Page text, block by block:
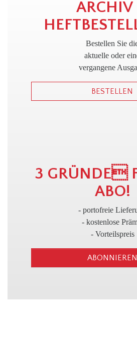
ARCHIV
Bestellen Sie
aktuelle oder
vergangene
BESTELLEN
3 GRÜNDE
ABO!
- portofreie
- kostenlose
- Vorteilspreis
ABONNIEREN